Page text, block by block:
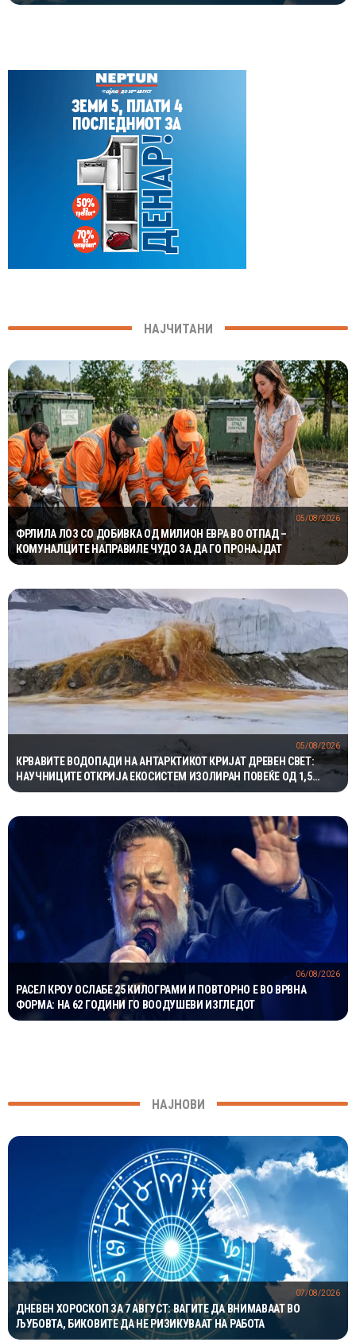
НАЈЧИТАНИ
ФРЛИЛА ЛОЗ СО ДОБИВКА ОД МИЛИОН ЕВРА ВО ОТПАД –
КОМУНАЛЦИТЕ НАПРАВИЛЕ ЧУДО ЗА ДА ГО ПРОНАЈДАТ
05/08/2026
КРВАВИТЕ ВОДОПАДИ НА АНТАРКТИКОТ КРИЈАТ ДРЕВЕН СВЕТ:
НАУЧНИЦИТЕ ОТКРИЈА ЕКОСИСТЕМ ИЗОЛИРАН ПОВЕЌЕ ОД 1,5
МИЛИОНИ ГОДИНИ
05/08/2026
РАСЕЛ КРОУ ОСЛАБЕ 25 КИЛОГРАМИ И ПОВТОРНО Е ВО ВРВНА
ФОРМА: НА 62 ГОДИНИ ГО ВООДУШЕВИ ИЗГЛЕДОТ
06/08/2026
НАЈНОВИ
ДНЕВЕН ХОРОСКОП ЗА 7 АВГУСТ: ВАГИТЕ ДА ВНИМАВААТ ВО
ЉУБОВТА, БИКОВИТЕ ДА НЕ РИЗИКУВААТ НА РАБОТА
07/08/2026